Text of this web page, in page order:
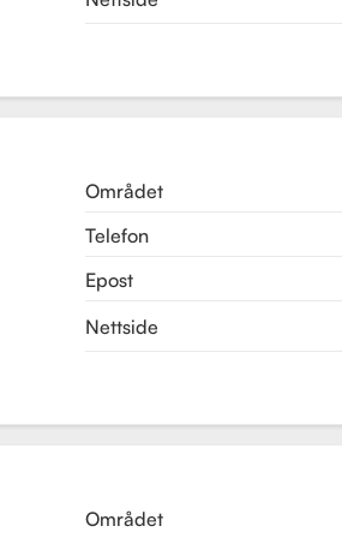
Området
Telefon
Epost
Nettside
Området